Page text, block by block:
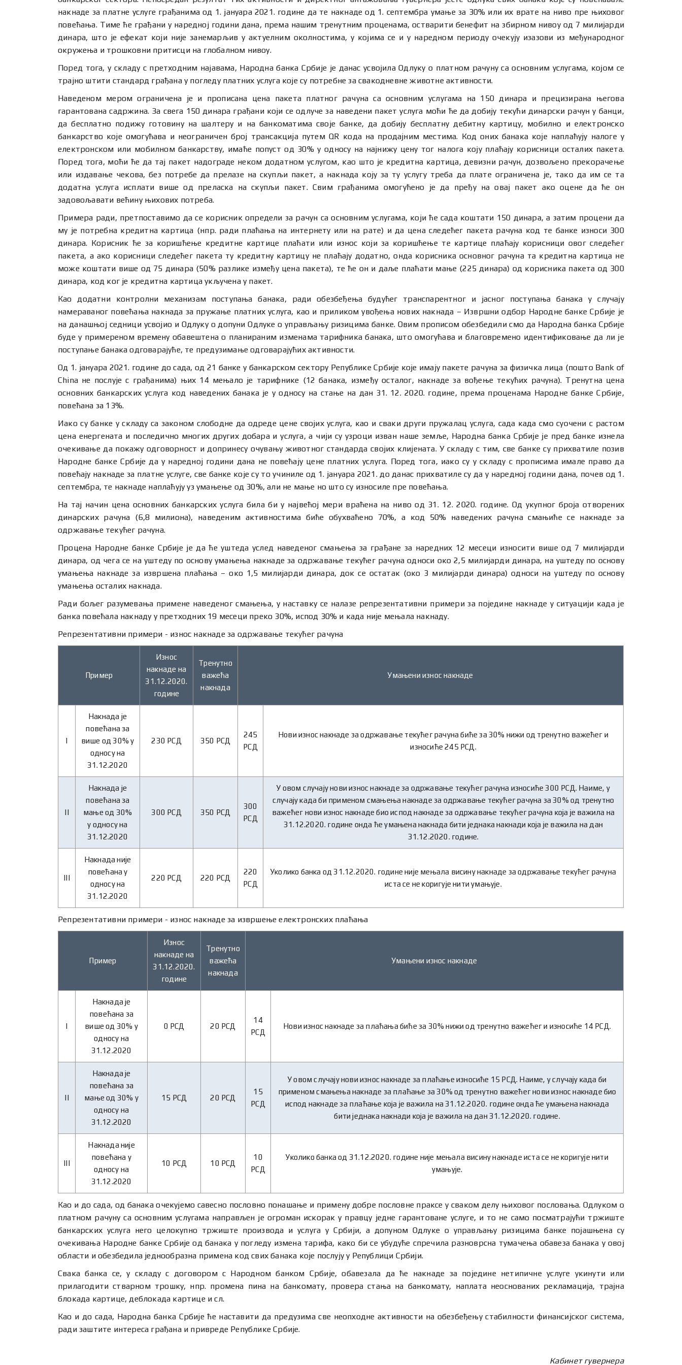
накнаде за платне услуге грађанима од 1. јануара 2021. године да те накнаде од 1. септембра умање за 30% или их врате на ниво пре њиховог
повећања. Тиме ће грађани у наредној години дана, према нашим тренутним проценама, остварити бенефит на збирном нивоу од 7 милијарди
динара, што је ефекат који није занемарљив у актуелним околностима, у којима се и у наредном периоду очекују изазови из међународног
окружења и трошковни притисци на глобалном нивоу.
Поред тога, у складу с претходним најавама, Народна банка Србије је данас усвојила Одлуку о платном рачуну са основним услугама, којом се
трајно штити стандард грађана у погледу платних услуга које су потребне за свакодневне животне активности.
Наведеном мером ограничена је и прописана цена пакета платног рачуна са основним услугама на 150 динара и прецизирана његова
гарантована садржина. За свега 150 динара грађани који се одлуче за наведени пакет услуга моћи ће да добију текући динарски рачун у банци,
да бесплатно подижу готовину на шалтеру и на банкоматима своје банке, да добију бесплатну дебитну картицу, мобилно и електронско
банкарство које омогућава и неограничен број трансакција путем QR кода на продајним местима. Код оних банака које наплаћују налоге у
електронском или мобилном банкарству, имаће попуст од 30% у односу на најнижу цену тог налога коју плаћају корисници осталих пакета.
Поред тога, моћи ће да тај пакет надограде неком додатном услугом, као што је кредитна картица, девизни рачун, дозвољено прекорачење
или издавање чекова, без потребе да прелазе на скупљи пакет, а накнада коју за ту услугу треба да плате ограничена је, тако да им се та
додатна услуга исплати више од преласка на скупљи пакет. Свим грађанима омогућено је да пређу на овај пакет ако оцене да ће он
задовољавати већину њихових потреба.
Примера ради, претпоставимо да се корисник определи за рачун са основним услугама, који ће сада коштати 150 динара, а затим процени да
му је потребна кредитна картица (нпр. ради плаћања на интернету или на рате) и да цена следећег пакета рачуна код те банке износи 300
динара. Корисник ће за коришћење кредитне картице плаћати или износ који за коришћење те картице плаћају корисници овог следећег
пакета, а ако корисници следећег пакета ту кредитну картицу не плаћају додатно, онда корисника основног рачуна та кредитна картица не
може коштати више од 75 динара (50% разлике између цена пакета), те ће он и даље плаћати мање (225 динара) од корисника пакета од 300
динара, код ког је кредитна картица укључена у пакет.
Као додатни контролни механизам поступања банака, ради обезбеђења будућег транспарентног и јасног поступања банака у случају
намераваног повећања накнада за пружање платних услуга, као и приликом увођења нових накнада – Извршни одбор Народне банке Србије је
на данашњој седници усвојио и Одлуку о допуни Одлуке о управљању ризицима банке. Овим прописом обезбедили смо да Народна банка Србије
буде у примереном времену обавештена о планираним изменама тарифника банака, што омогућава и благовремено идентификовање да ли је
поступање банака одговарајуће, те предузимање одговарајућих активности.
Од 1. јануара 2021. године до сада, од 21 банке у банкарском сектору Републике Србије које имају пакете рачуна за физичка лица (пошто Bank of
China не послује с грађанима) њих 14 мењало је тарифнике (12 банака, између осталог, накнаде за вођење текућих рачуна). Тренутна цена
основних банкарских услуга код наведених банака је у односу на стање на дан 31. 12. 2020. године, према проценама Народне банке Србије,
повећана за 13%.
Иако су банке у складу са законом слободне да одреде цене својих услуга, као и сваки други пружалац услуга, сада када смо суочени с растом
цена енергената и последично многих других добара и услуга, а чији су узроци изван наше земље, Народна банка Србије је пред банке изнела
очекивање да покажу одговорност и допринесу очувању животног стандарда својих клијената. У складу с тим, све банке су прихватиле позив
Народне банке Србије да у наредној години дана не повећају цене платних услуга. Поред тога, иако су у складу с прописима имале право да
повећају накнаде за платне услуге, све банке које су то учиниле од 1. јануара 2021. до данас прихватиле су да у наредној години дана, почев од 1.
септембра, те накнаде наплаћују уз умањење од 30%, али не мање но што су износиле пре повећања.
На тај начин цена основних банкарских услуга била би у највећој мери враћена на ниво од 31. 12. 2020. године. Од укупног броја отворених
динарских рачуна (6,8 милиона), наведеним активностима биће обухваћено 70%, а код 50% наведених рачуна смањиће се накнаде за
одржавање текућег рачуна.
Процена Народне банке Србије је да ће уштеда услед наведеног смањења за грађане за наредних 12 месеци износити више од 7 милијарди
динара, од чега се на уштеду по основу умањења накнаде за одржавање текућег рачуна односи око 2,5 милијарди динара, на уштеду по основу
умањења накнаде за извршена плаћања – око 1,5 милијарди динара, док се остатак (око 3 милијарди динара) односи на уштеду по основу
умањења осталих накнада.
Ради бољег разумевања примене наведеног смањења, у наставку се налазе репрезентативни примери за поједине накнаде у ситуацији када је
банка повећала накнаду у претходних 19 месеци преко 30%, испод 30% и када није мењала накнаду.
Репрезентативни примери - износ накнаде за одржавање текућег рачуна
Пример
Износ
накнаде на
31.12.2020.
године
Тренутно
важећа
накнада
Умањени износ накнаде
I
Накнада је
повећана за
више од 30% у
односу на
31.12.2020
230 РСД 350 РСД
245
РСД
Нови износ накнаде за одржавање текућег рачуна биће за 30% нижи од тренутно важећег и
износиће 245 РСД.
II
Накнада је
повећана за
мање од 30%
у односу на
31.12.2020
300 РСД 350 РСД
300
РСД
У овом случају нови износ накнаде за одржавање текућег рачуна износиће 300 РСД. Наиме, у
случају када би применом смањења накнаде за одржавање текућег рачуна за 30% од тренутно
важећег нови износ накнаде био испод накнаде за одржавање текућег рачуна која је важила на
31.12.2020. године онда ће умањена накнада бити једнака накнади која је важила на дан
31.12.2020. године.
III
Накнада није
повећана у
односу на
31.12.2020
220 РСД 220 РСД
220
РСД
Уколико банка од 31.12.2020. године није мењала висину накнаде за одржавање текућег рачуна
иста се не коригује нити умањује.
Репрезентативни примери - износ накнаде за извршење електронских плаћања
Пример
Износ
накнаде на
31.12.2020.
године
Тренутно
важећа
накнада
Умањени износ накнаде
I
Накнада је
повећана за
више од 30% у
односу на
31.12.2020
0 РСД 20 РСД
14
РСД
Нови износ накнаде за плаћања биће за 30% нижи од тренутно важећег и износиће 14 РСД.
II
Накнада је
повећана за
мање од 30% у
односу на
31.12.2020
15 РСД 20 РСД
15
РСД
У овом случају нови износ накнаде за плаћање износиће 15 РСД. Наиме, у случају када би
применом смањења накнаде за плаћање за 30% од тренутно важећег нови износ накнаде био
испод накнаде за плаћање која је важила на 31.12.2020. године онда ће умањена накнада
бити једнака накнади која је важила на дан 31.12.2020. године.
III
Накнада није
повећана у
односу на
31.12.2020
10 РСД 10 РСД
10
РСД
Уколико банка од 31.12.2020. године није мењала висину накнаде иста се не коригује нити
умањује.
Као и до сада, од банака очекујемо савесно пословно понашање и примену добре пословне праксе у сваком делу њиховог пословања. Одлуком о
платном рачуну са основним услугама направљен је огроман искорак у правцу једне гарантоване услуге, и то не само посматрајући тржиште
банкарских услуга него целокупно тржиште производа и услуга у Србији, а допуном Одлуке о управљању ризицима банке појашњена су
очекивања Народне банке Србије од банака у погледу измена тарифа, како би се убудуће спречила разноврсна тумачења обавеза банака у овој
области и обезбедила једнообразна примена код свих банака које послују у Републици Србији.
Свака банка се, у складу с договором с Народном банком Србије, обавезала да ће накнаде за поједине нетипичне услуге укинути или
прилагодити стварном трошку, нпр. промена пина на банкомату, провера стања на банкомату, наплата неоснованих рекламација, трајна
блокада картице, деблокада картице и сл.
Као и до сада, Народна банка Србије ће наставити да предузима све неопходне активности на обезбеђењу стабилности финансијског система,
ради заштите интереса грађана и привреде Републике Србије.
Кабинет гувернера